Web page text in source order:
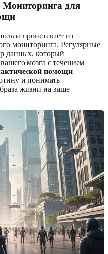
Мониторинга для
проистекает из
мониторинга. Регулярные
данных, который
мозга с течением
помощи
и понимать
жизни на ваше